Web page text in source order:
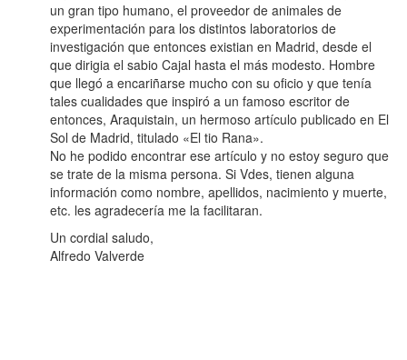
un gran tipo humano, el proveedor de animales de
experimentación para los distintos laboratorios de
investigación que entonces existian en Madrid, desde el
que dirigia el sabio Cajal hasta el más modesto. Hombre
que llegó a encariñarse mucho con su oficio y que tenía
tales cualidades que inspiró a un famoso escritor de
entonces, Araquistain, un hermoso artículo publicado en El
Sol de Madrid, titulado «El tio Rana».
No he podido encontrar ese artículo y no estoy seguro que
se trate de la misma persona. Si Vdes, tienen alguna
información como nombre, apellidos, nacimiento y muerte,
etc. les agradecería me la facilitaran.
Un cordial saludo,
Alfredo Valverde